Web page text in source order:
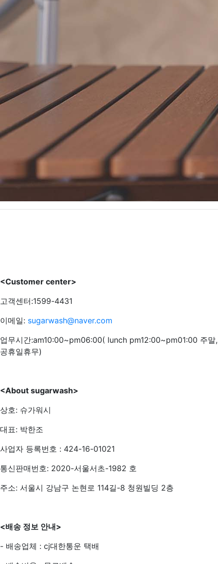
<Customer center>
고객센터:1599-4431
이메일: sugarwash@naver.com
업무시간:am10:00~pm06:00( lunch pm12:00~pm01:00 주말,
공휴일휴무)
<About sugarwash>
상호: 슈가워시
대표: 박한조
사업자 등록번호 : 424-16-01021
통신판매번호: 2020-서울서초-1982 호
주소: 서울시 강남구 논현로 114길-8 청원빌딩 2층
<배송 정보 안내>
- 배송업체 : cj대한통운 택배